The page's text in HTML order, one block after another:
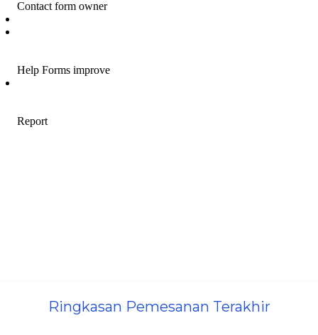
Ringkasan Pemesanan Terakhir